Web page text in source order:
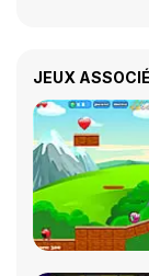
JEUX